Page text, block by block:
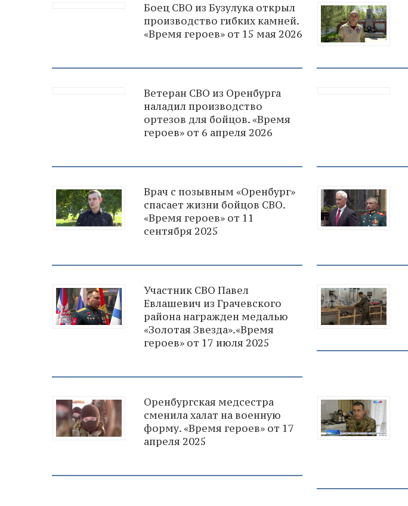
Боец СВО из Бузулука открыл
производство гибких камней.
«Время героев» от 15 мая 2026
Ветеран СВО из Оренбурга
наладил производство
ортезов для бойцов. «Время
героев» от 6 апреля 2026
Врач с позывным «Оренбург»
спасает жизни бойцов СВО.
«Время героев» от 11
сентября 2025
Участник СВО Павел
Евлашевич из Грачевского
района награжден медалью
«Золотая Звезда».«Время
героев» от 17 июля 2025
Оренбургская медсестра
сменила халат на военную
форму. «Время героев» от 17
апреля 2025